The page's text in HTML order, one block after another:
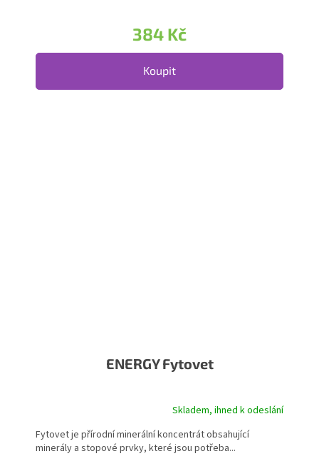
384 Kč
Koupit
ENERGY Fytovet
Průměrné hodnocení produktu je 5,0 z 5 hvězdiček.
Skladem, ihned k odeslání
Fytovet je přírodní minerální koncentrát obsahující
minerály a stopové prvky, které jsou potřeba...